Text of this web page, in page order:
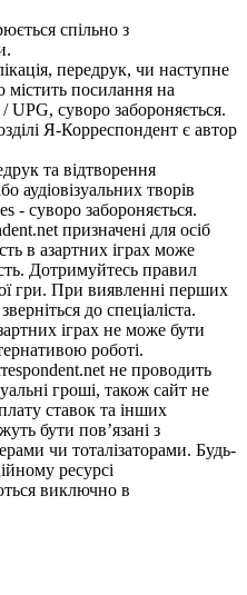
спільно з
передрук, чи наступне
посилання на
UPG, суворо забороняється.
Я-Корреспондент є автор
та відтворення
аудіовізуальних творів
- суворо забороняється.
призначені для осіб
в азартних іграх може
Дотримуйтесь правил
гри. При виявленні перших
до спеціаліста.
іграх не може бути
роботі.
не проводить
гроші, також сайт не
ставок та інших
бути пов’язані з
чи тоталізаторами. Будь-
ресурсі
виключно в